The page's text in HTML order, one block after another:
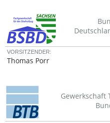
VORSITZENDER:
Thomas Porr
Gewerkschaft